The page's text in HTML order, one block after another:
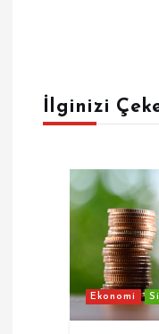
eİlginizi
Ekonomi